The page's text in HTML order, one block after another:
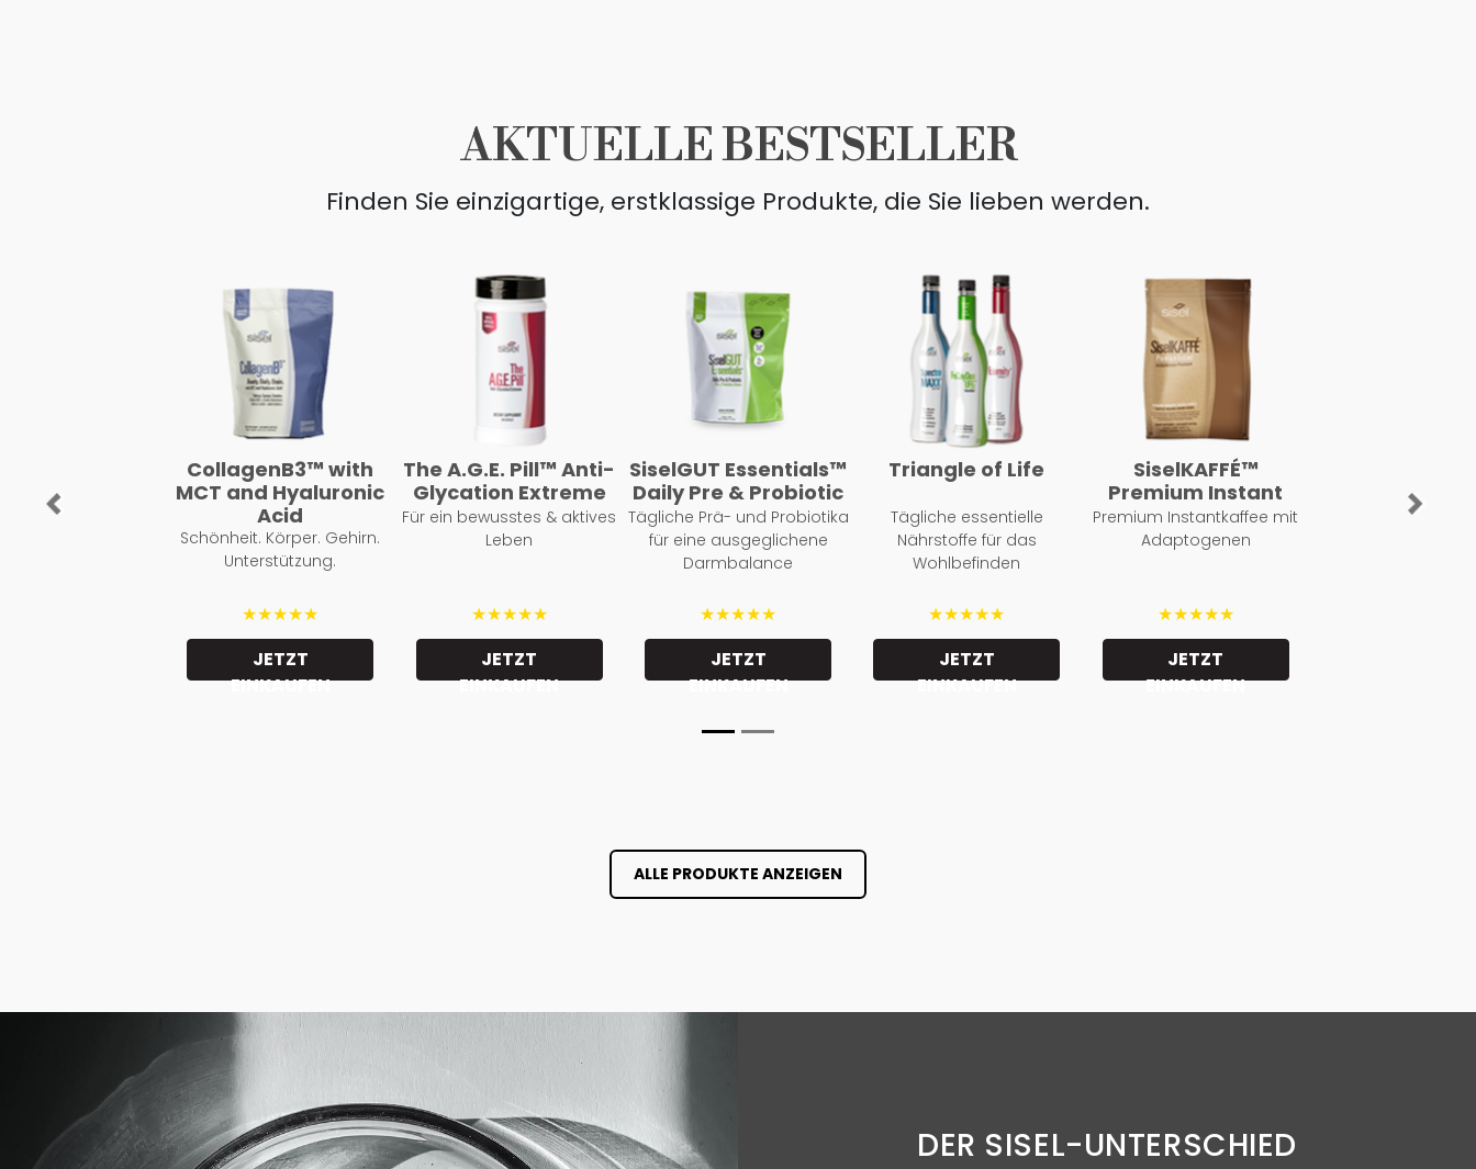
AKTUELLE BESTSELLER
Finden Sie einzigartige, erstklassige Produkte, die Sie lieben werden.
CollagenB3™ with
MCT and Hyaluronic
Acid
Schönheit. Körper. Gehirn.
Unterstützung.
★★★★★
JETZT
EINKAUFEN
The A.G.E. Pill™ Anti-
Glycation Extreme
Für ein bewusstes & aktives
Leben
★★★★★
JETZT
EINKAUFEN
SiselGUT Essentials™
Daily Pre & Probiotic
Tägliche Prä- und Probiotika
für eine ausgeglichene
Darmbalance
★★★★★
JETZT
EINKAUFEN
Triangle of Life
Tägliche essentielle
Nährstoffe für das
Wohlbefinden
★★★★★
JETZT
EINKAUFEN
SiselKAFFÉ™
Premium Instant
Premium Instantkaffee mit
Adaptogenen
★★★★★
JETZT
EINKAUFEN
Previous Next
ALLE PRODUKTE ANZEIGEN
DER SISEL-UNTERSCHIED